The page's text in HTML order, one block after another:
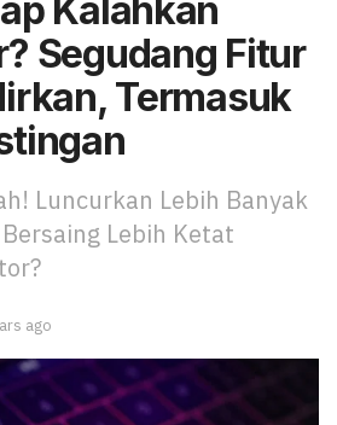
Kalahkan
Segudang Fitur
Termasuk
Luncurkan Lebih Banyak
Lebih Ketat
ago